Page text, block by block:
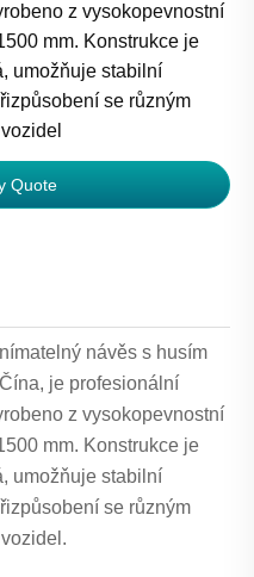
z vysokopevnostní
mm. Konstrukce je
umožňuje stabilní
se různým
Quote
návěs s husím
je profesionální
z vysokopevnostní
mm. Konstrukce je
umožňuje stabilní
se různým